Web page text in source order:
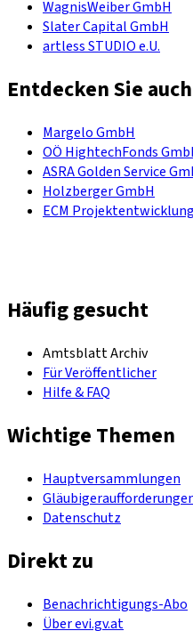
WagnisWeiber GmbH
Slater Capital GmbH
artless STUDIO e.U.
Entdecken Sie auch
Margelo GmbH
OÖ HightechFonds
ASRA Golden Service
Holzberger GmbH
ECM
Häufig gesucht
Amtsblatt Archiv
Für Veröffentlicher
Hilfe & FAQ
Wichtige Themen
Hauptversammlungen
Datenschutz
Direkt zu
Benachrichtigungs-Abo
Über evi.gv.at